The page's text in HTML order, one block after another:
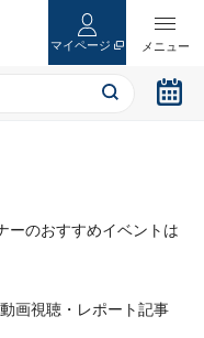
マイページ
ーのおすすめイベントは
画視聴・レポート記事